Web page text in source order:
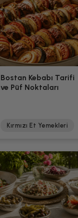
Bostan Kebabı Tarifi
ve Püf Noktaları
Kırmızı Et Yemekleri